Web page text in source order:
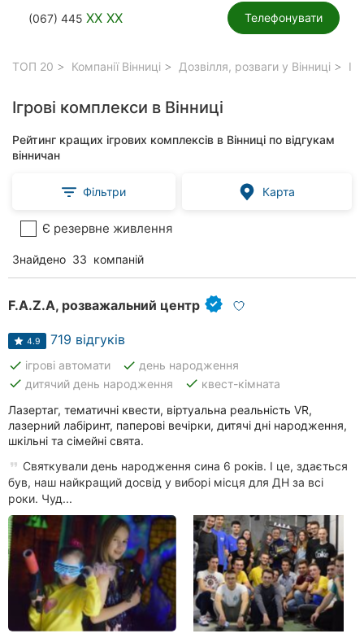
(067) 445 XX XX Телефонувати
ТОП 20 Компанії Вінниці Дозвілля, розваги у Вінниці
Ігрові комплекси в Вінниці
Рейтинг кращих ігрових комплексів в Вінниці по відгукам
вінничан
Фільтри Карта
Є резервне живлення
Знайдено 33 компаній
F.A.Z.A, розважальний центр
4.9 719 відгуків
done ігрові автомати done день народження
done дитячий день народження done квест-кімната
Лазертаг, тематичні квести, віртуальна реальність VR,
лазерний лабіринт, паперові вечірки, дитячі дні народження,
шкільні та сімейні свята.
Святкували день народження сина 6 років. І це, здається
був, наш найкращий досвід у виборі місця для ДН за всі
роки. Чуд...